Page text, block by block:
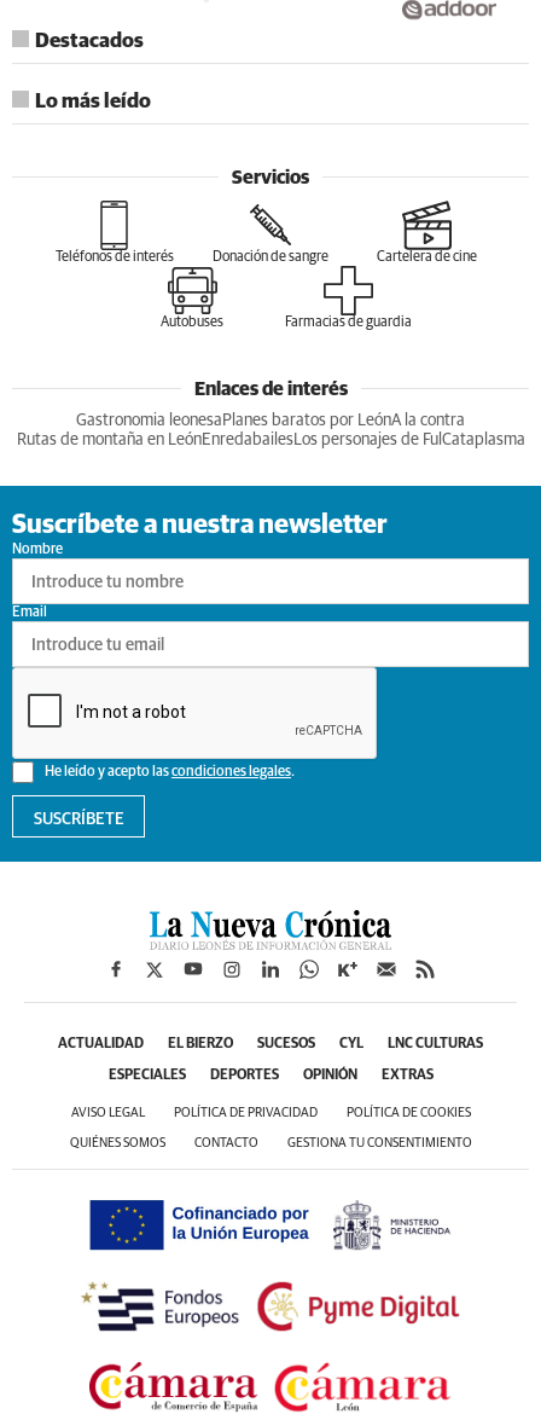
Destacados
Lo más leído
Servicios
Teléfonos de interés Donación de sangre Cartelera de cine
Autobuses Farmacias de guardia
Enlaces de interés
Gastronomia leonesa Planes baratos por LeónA la contra
Rutas de montaña en LeónEnredabailesLos personajes de Ful Cataplasma
Suscríbete a nuestra newsletter
Nombre
He leído y acepto lascondiciones legales.
Email
SUSCRÍBETE
ACTUALIDAD EL BIERZO SUCESOS CYL LNC CULTURAS
ESPECIALES DEPORTES OPINIÓN EXTRAS
AVISO LEGAL POLÍTICA DE PRIVACIDAD POLÍTICA DE COOKIES
QUIÉNES SOMOS CONTACTO GESTIONA TU CONSENTIMIENTO